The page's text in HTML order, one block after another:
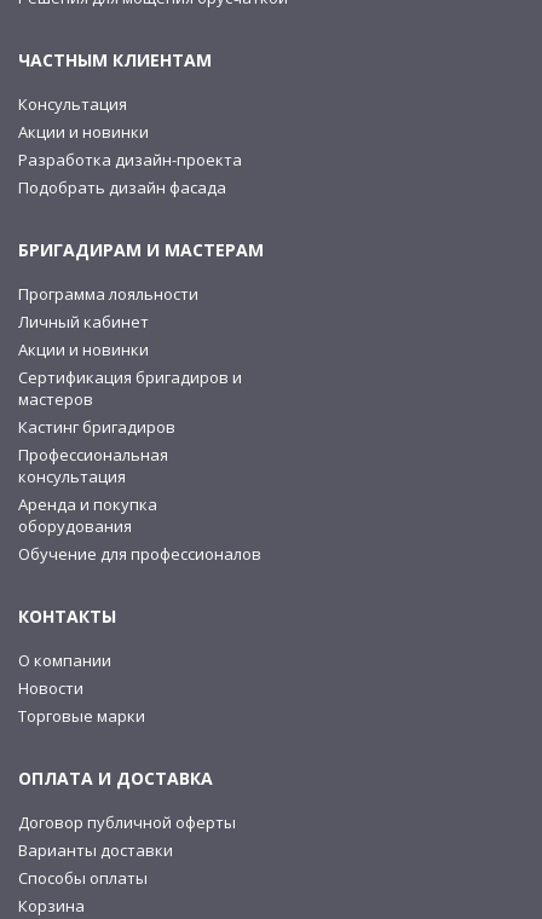
ЧАСТНЫМ КЛИЕНТАМ
Консультация
Акции и новинки
Разработка дизайн-проекта
Подобрать дизайн фасада
БРИГАДИРАМ И МАСТЕРАМ
Программа лояльности
Личный кабинет
Акции и новинки
Сертификация бригадиров и
мастеров
Кастинг бригадиров
Профессиональная
консультация
Аренда и покупка
оборудования
Обучение для профессионалов
КОНТАКТЫ
О компании
Новости
Торговые марки
ОПЛАТА И ДОСТАВКА
Договор публичной оферты
Варианты доставки
Способы оплаты
Корзина